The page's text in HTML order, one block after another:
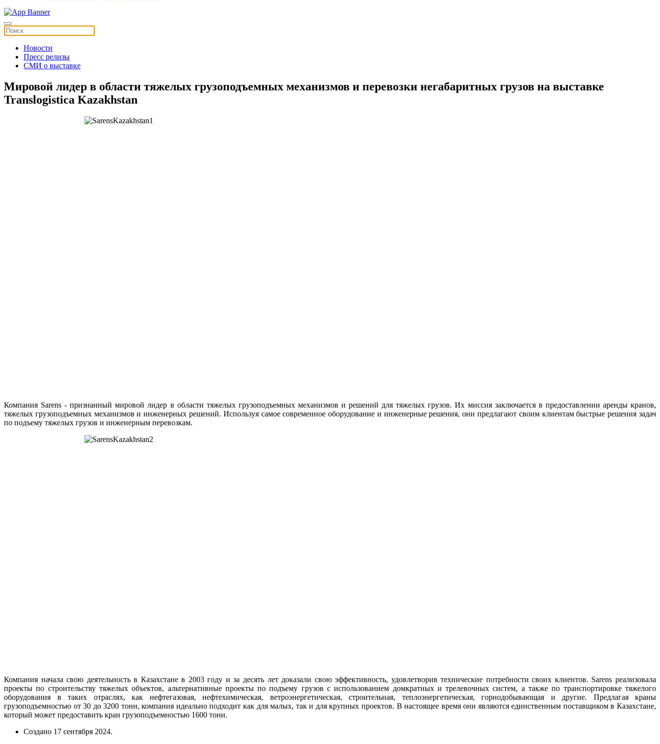
Новости
Пресс релизы
СМИ о выставке
Мировой лидер в области тяжелых грузоподъемных механизмов и перевозки негабаритных грузов на выставке
Translogistica Kazakhstan
Компания Sarens - признанный мировой лидер в области тяжелых грузоподъемных механизмов и решений для тяжелых грузов. Их миссия заключается в предоставлении аренды кранов,
тяжелых грузоподъемных механизмов и инженерных решений. Используя самое современное оборудование и инженерные решения, они предлагают своим клиентам быстрые решения задач
по подъему тяжелых грузов и инженерным перевозкам.
Компания начала свою деятельность в Казахстане в 2003 году и за десять лет доказали свою эффективность, удовлетворив технические потребности своих клиентов. Sarens реализовала
проекты по строительству тяжелых объектов, альтернативные проекты по подъему грузов с использованием домкратных и трелевочных систем, а также по транспортировке тяжелого
оборудования в таких отраслях, как нефтегазовая, нефтехимическая, ветроэнергетическая, строительная, теплоэнергетическая, горнодобывающая и другие. Предлагая краны
грузоподъемностью от 30 до 3200 тонн, компания идеально подходит как для малых, так и для крупных проектов. В настоящее время они являются единственным поставщиком в Казахстане,
который может предоставить кран грузоподъемностью 1600 тонн.
Создано 17 сентября 2024.